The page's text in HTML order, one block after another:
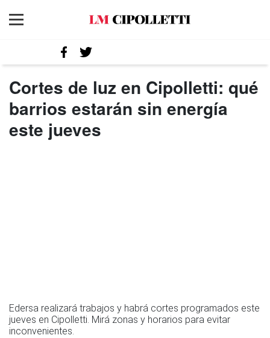
Cortes de luz en Cipolletti: qué
barrios estarán sin energía
este jueves
Edersa realizará trabajos y habrá cortes programados este
jueves en Cipolletti. Mirá zonas y horarios para evitar
inconvenientes.